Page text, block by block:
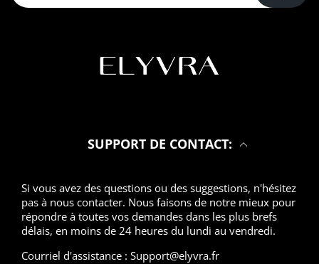
SUPPORT DE CONTACT:
Si vous avez des questions ou des suggestions, n'hésitez
pas à nous contacter. Nous faisons de notre mieux pour
répondre à toutes vos demandes dans les plus brefs
délais, en moins de 24 heures du lundi au vendredi.
Courriel d'assistance : Support@elyvra.fr